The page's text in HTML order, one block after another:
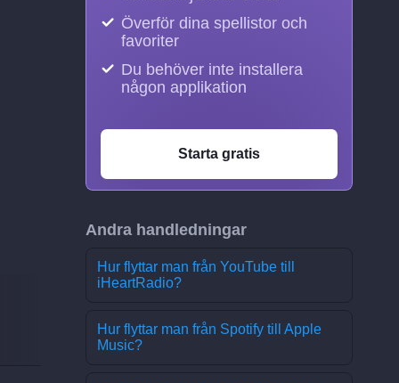
Överför dina spellistor och
favoriter
Du behöver inte installera
någon applikation
Starta gratis
Andra handledningar
Hur flyttar man från YouTube till
iHeartRadio?
Hur flyttar man från Spotify till Apple
Music?